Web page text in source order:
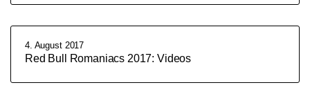
4. August 2017
Red Bull Romaniacs 2017: Videos